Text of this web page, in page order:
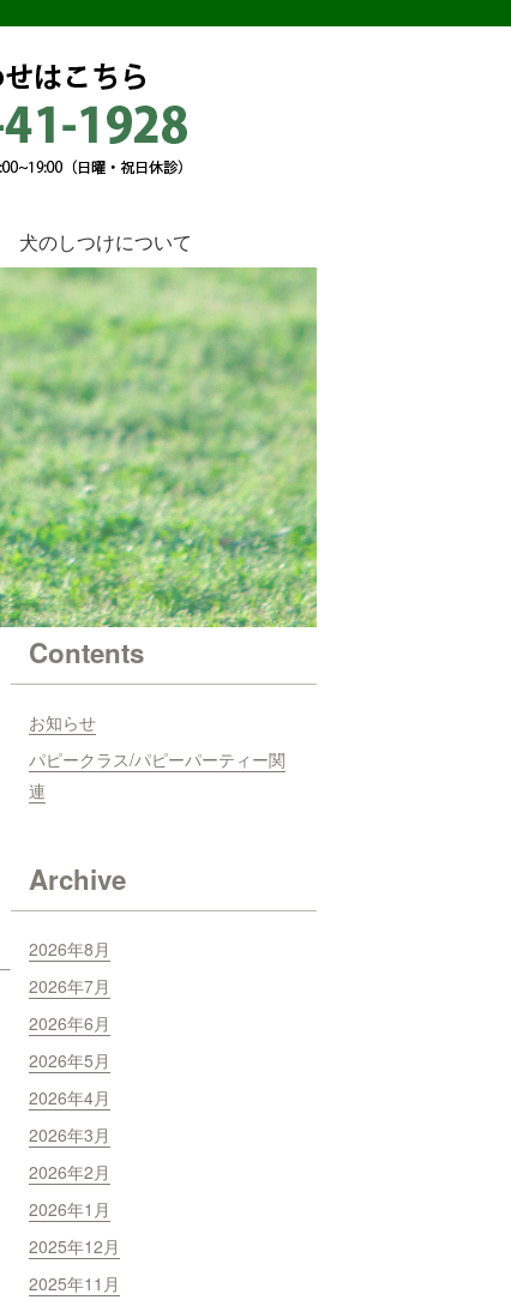
犬のしつけについて
Contents
お知らせ
パピークラス/パピーパーティー関
連
Archive
2026年8月
2026年7月
2026年6月
2026年5月
2026年4月
2026年3月
2026年2月
2026年1月
2025年12月
2025年11月